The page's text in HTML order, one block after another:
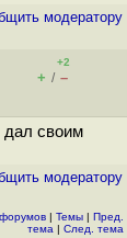
модератору
+2
+ / –
дал своим
модератору
| Темы | Пред.
тема | След. тема